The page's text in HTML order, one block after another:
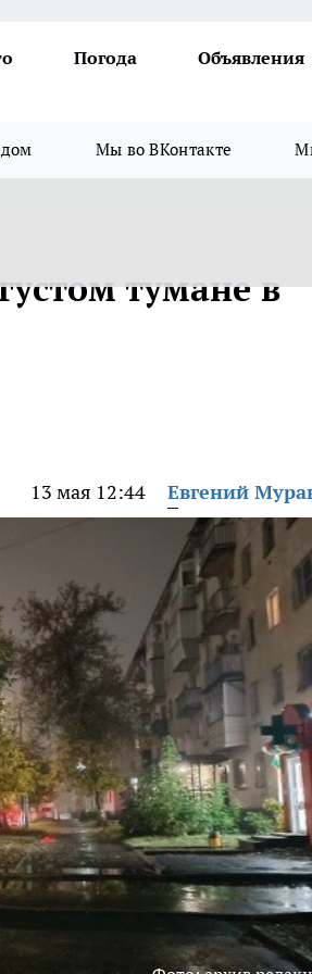
Погода
Объявления
Мы во ВКонтакте
тумане в
13 мая 12:44 Евгений